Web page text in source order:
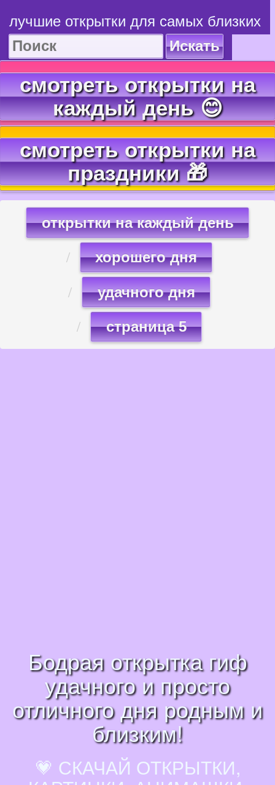
лучшие открытки для самых близких
Искать
смотреть открытки на
каждый день 😊
смотреть открытки на
праздники 🎁
открытки на каждый день
хорошего дня
удачного дня
страница 5
Бодрая открытка гиф
удачного и просто
отличного дня родным и
близким!
💗 СКАЧАЙ ОТКРЫТКИ,